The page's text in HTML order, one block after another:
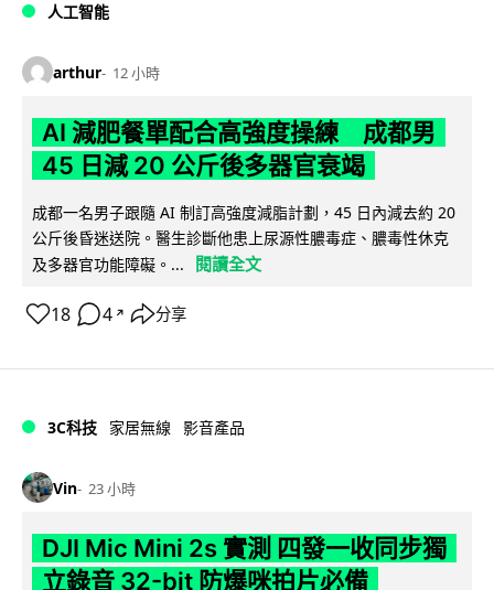
人工智能
arthur 12 小時
AI 減肥餐單配合高強度操練 成都男
45 日減 20 公斤後多器官衰竭
成都一名男子跟隨 AI 制訂高強度減脂計劃，45 日內減去約 20
公斤後昏迷送院。醫生診斷他患上尿源性膿毒症、膿毒性休克
及多器官功能障礙。...
閱讀全文
18 4 ↗ 分享
3C科技 家居無線 影音產品
Vin 23 小時
DJI Mic Mini 2s 實測 四發一收同步獨
立錄音 32-bit 防爆咪拍片必備